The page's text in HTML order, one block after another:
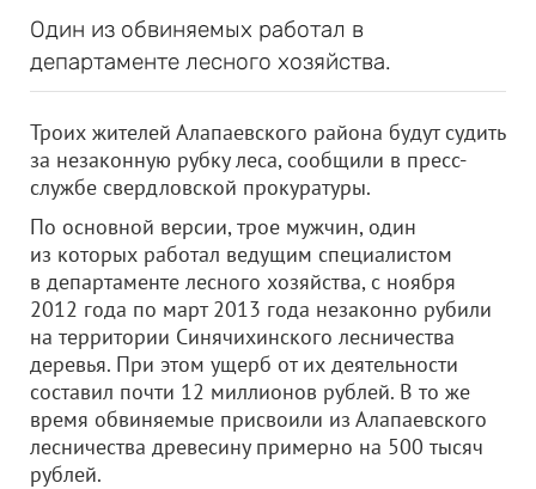
Один из обвиняемых работал в
департаменте лесного хозяйства.
Троих жителей Алапаевского района будут судить
за незаконную рубку леса, сообщили в пресс-
службе свердловской прокуратуры.
По основной версии, трое мужчин, один
из которых работал ведущим специалистом
в департаменте лесного хозяйства, с ноября
2012 года по март 2013 года незаконно рубили
на территории Синячихинского лесничества
деревья. При этом ущерб от их деятельности
составил почти 12 миллионов рублей. В то же
время обвиняемые присвоили из Алапаевского
лесничества древесину примерно на 500 тысяч
рублей.